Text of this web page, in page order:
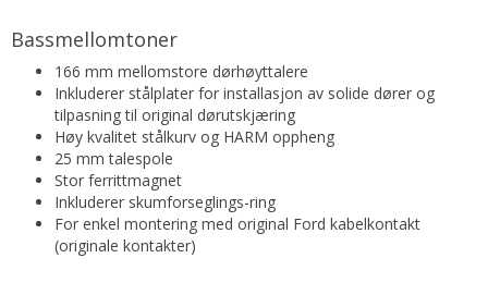
Bassmellomtoner
166 mm mellomstore dørhøyttalere
Inkluderer stålplater for installasjon av solide dører og
tilpasning til original dørutskjæring
Høy kvalitet stålkurv og HARM oppheng
25 mm talespole
Stor ferrittmagnet
Inkluderer skumforseglings-ring
For enkel montering med original Ford kabelkontakt
(originale kontakter)